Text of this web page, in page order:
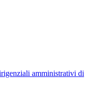
amministrativi di